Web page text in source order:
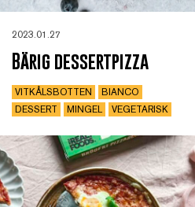
2023.01.27
Bärig dessertpizza
VITKÅLSBOTTEN
BIANCO
DESSERT
MINGEL VEGETARISK